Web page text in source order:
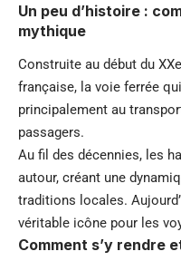
Un peu d’histoire :
mythique
Construite au début du
française, la voie ferrée
principalement au
passagers.
Au fil des décennies, les
autour, créant une
traditions locales.
véritable icône pour les
Comment s’y rendre